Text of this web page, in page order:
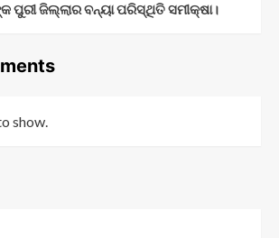
ପୁରୀ ଜିଲ୍ଲାର ବନ୍ୟା ପରିସ୍ଥିତି ସମୀକ୍ଷା।
show.